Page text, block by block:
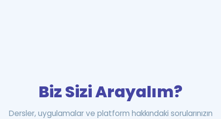
Biz Sizi Arayalım?
Dersler, uygulamalar ve platform hakkındaki sorularınızın